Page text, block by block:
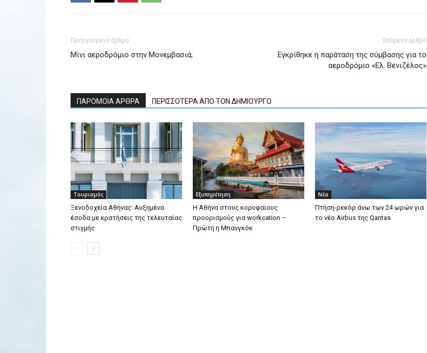
Προηγούμενο άρθρο
Μίνι αεροδρόμιο στην Μονεμβασιά;
Επόμενο άρθρο
Εγκρίθηκε η παράταση της σύμβασης για το
αεροδρόμιο «Ελ. Βενιζέλος»
ΠΑΡΟΜΟΙΑ ΑΡΘΡΑ ΠΕΡΙΣΣΟΤΕΡΑ ΑΠΟ ΤΟΝ ΔΗΜΙΟΥΡΓΟ
Τουρισμός
Ξενοδοχεία Αθήνας: Αυξημένα
έσοδα με κρατήσεις της τελευταίας
στιγμής
Εξυπηρέτηση
Η Αθήνα στους κορυφαίους
προορισμούς για workcation –
Πρώτη η Μπανγκόκ
Νέα
Πτήση-ρεκόρ άνω των 24 ωρών για
το νέο Airbus της Qantas